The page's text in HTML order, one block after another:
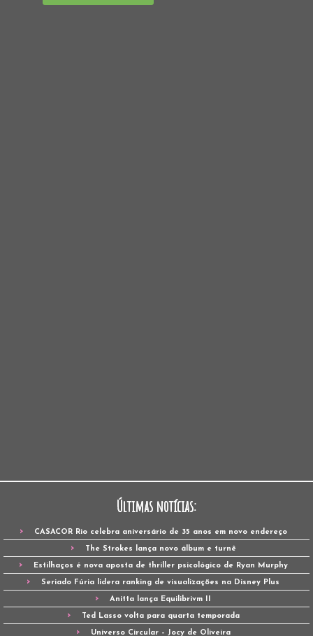
Últimas notícias:
CASACOR Rio celebra aniversário de 35 anos em novo endereço
The Strokes lança novo álbum e turnê
Estilhaços é nova aposta de thriller psicológico de Ryan Murphy
Seriado Fúria lidera ranking de visualizações na Disney Plus
Anitta lança Equilibrivm II
Ted Lasso volta para quarta temporada
Universo Circular – Jocy de Oliveira